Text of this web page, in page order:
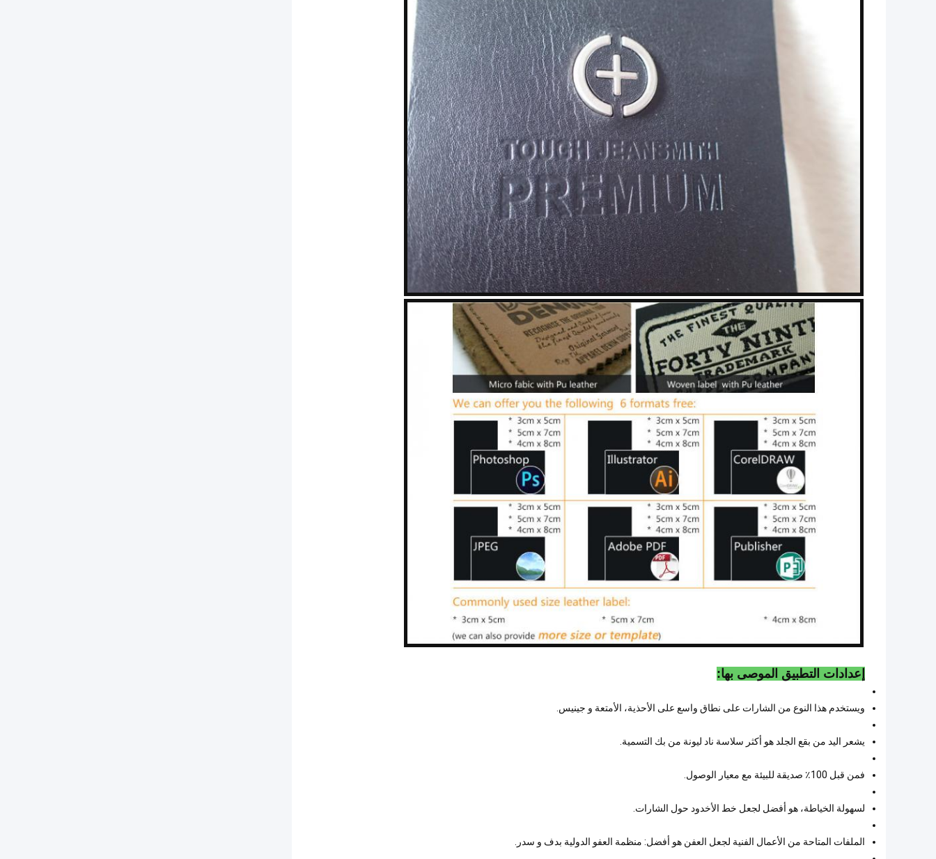
إعدادات التطبيق الموصى بها:
ويستخدم هذا النوع من الشارات على نطاق واسع على الأحذية، الأمتعة و جينيس.
يشعر اليد من بقع الجلد هو أكثر سلاسة ناد ليونة من بك التسمية.
فمن قبل 100٪ صديقة للبيئة مع معيار الوصول.
لسهولة الخياطة، هو أفضل لجعل خط الأخدود حول الشارات.
الملفات المتاحة من الأعمال الفنية لجعل العفن هو أفضل: منظمة العفو الدولية بدف و سدر.